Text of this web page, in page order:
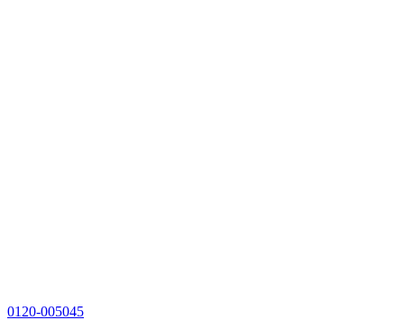
0120-005045